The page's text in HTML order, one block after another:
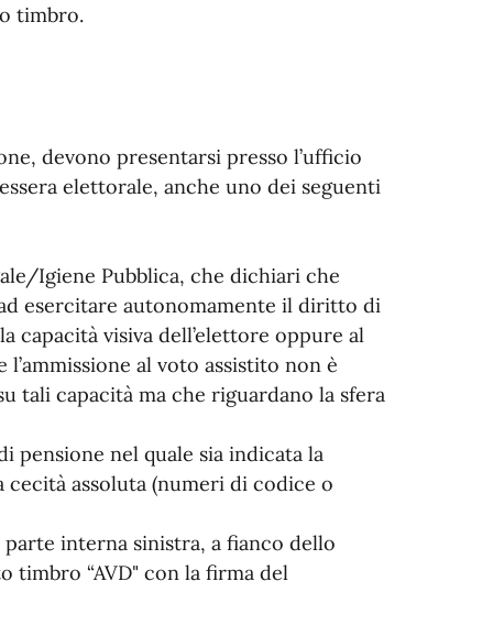
timbro.
devono presentarsi presso l’ufficio
elettorale, anche uno dei seguenti
Igiene Pubblica, che dichiari che
esercitare autonomamente il diritto di
capacità visiva dell’elettore oppure al
al voto assistito non è
tali capacità ma che riguardano la sfera
nel quale sia indicata la
assoluta (numeri di codice o
interna sinistra, a fianco dello
timbro “AVD" con la firma del